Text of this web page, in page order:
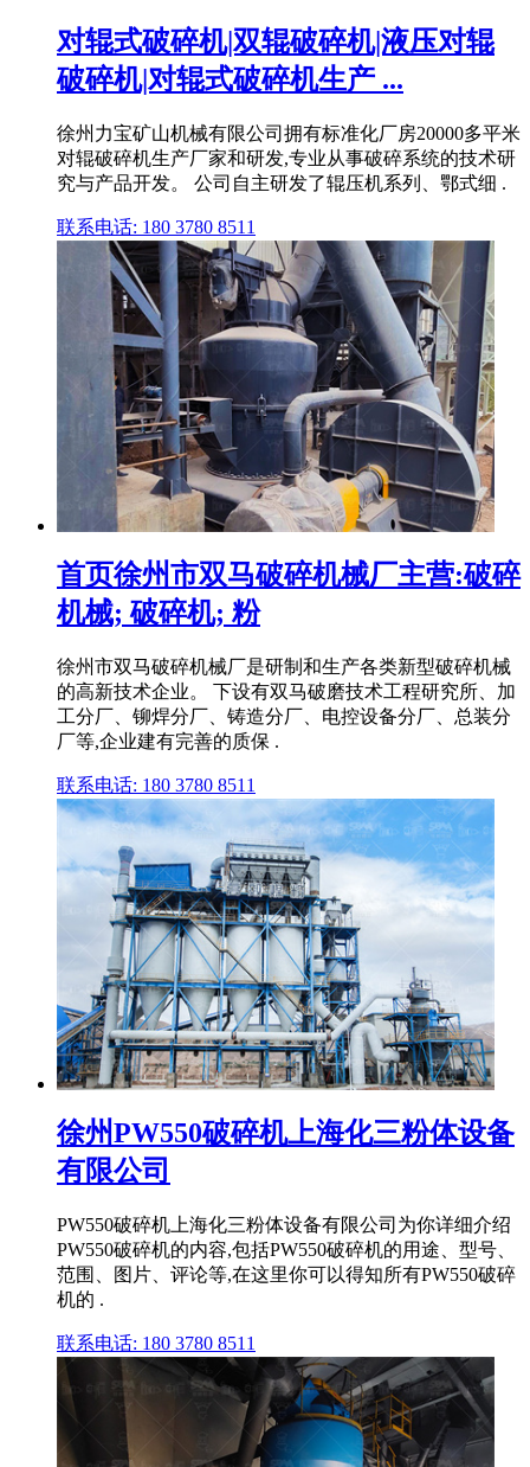
对辊式破碎机|双辊破碎机|液压对辊
破碎机|对辊式破碎机生产 ...
徐州力宝矿山机械有限公司拥有标准化厂房20000多平米
对辊破碎机生产厂家和研发,专业从事破碎系统的技术研
究与产品开发。 公司自主研发了辊压机系列、鄂式细 .
联系电话: 180 3780 8511
首页徐州市双马破碎机械厂主营:破碎
机械; 破碎机; 粉
徐州市双马破碎机械厂是研制和生产各类新型破碎机械
的高新技术企业。 下设有双马破磨技术工程研究所、加
工分厂、铆焊分厂、铸造分厂、电控设备分厂、总装分
厂等,企业建有完善的质保 .
联系电话: 180 3780 8511
徐州PW550破碎机上海化三粉体设备
有限公司
PW550破碎机上海化三粉体设备有限公司为你详细介绍
PW550破碎机的内容,包括PW550破碎机的用途、型号、
范围、图片、评论等,在这里你可以得知所有PW550破碎
机的 .
联系电话: 180 3780 8511